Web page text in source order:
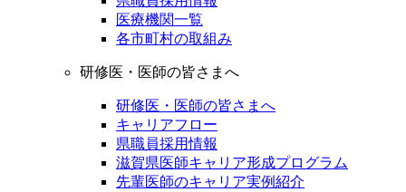
医療機関一覧
各市町村の取組み
研修医・医師の皆さまへ
研修医・医師の皆さまへ
キャリアフロー
県職員採用情報
滋賀県医師キャリア形成プログラム
先輩医師のキャリア実例紹介